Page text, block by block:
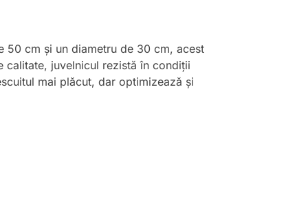
50 cm și un diametru de 30 cm, acest
calitate, juvelnicul rezistă în condiții
mai plăcut, dar optimizează și